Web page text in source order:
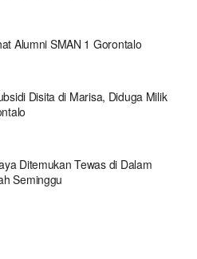
Alumni SMAN 1 Gorontalo
Disita di Marisa, Diduga Milik
Ditemukan Tewas di Dalam
Seminggu